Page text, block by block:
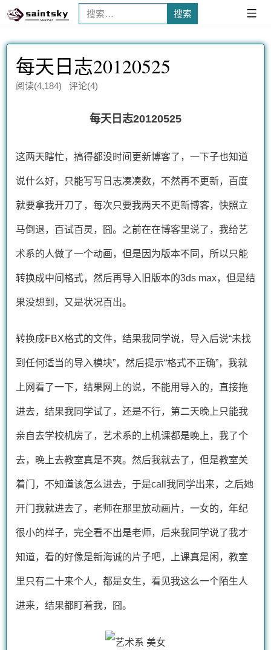
搜
索：
已
展
每天日志20120525
阅读(4,184) 评论(4)
每天日志20120525
这两天瞎忙，搞得都没时间更新博客了，一下子也知道
说什么好，只能写写日志凑凑数，不然再不更新，百度
就要拿我开刀了，每次只要我两天不更新博客，快照立
马倒退，百试百灵，囧。之前在在博客里说了，我给艺
术系的人做了一个动画，但是因为版本不同，所以只能
转换成中间格式，然后再导入旧版本的3ds max，但是结
果没想到，又是状况百出。
转换成FBX格式的文件，结果我同学说，导入后说“未找
到任何适当的导入模块”，然后提示“格式不正确”，我就
上网看了一下，结果网上的说，不能用导入的，直接拖
进去，结果我同学试了，还是不行，第二天晚上只能我
亲自去学校机房了，艺术系的上机课都是晚上，我了个
去，晚上去教室真是不爽。然后我就去了，但是教室关
着门，不知道该怎么进去，于是call我同学出来，之后她
开门我就进去了，老师在那里放动画片，一女的，年纪
很小的样子，完全看不出是老师，后来我同学说了我才
知道，看的好像是新海诚的片子吧，上课真是闲，教室
里只有二十来个人，都是女生，看见我这么一个陌生人
进来，结果都盯着我，囧。